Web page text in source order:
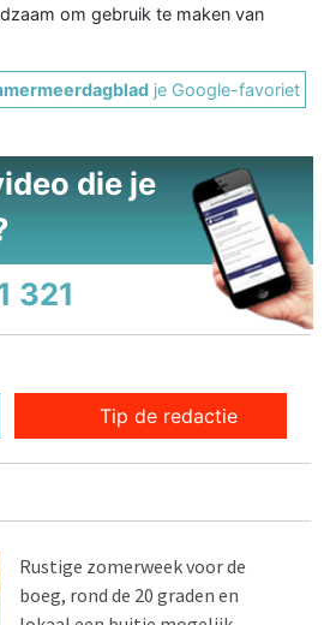
om gebruik te maken van
je Google-favoriet
die je
321
Tip de redactie
Rustige zomerweek voor de
boeg, rond de 20 graden en